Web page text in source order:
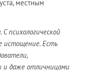
местным
психологической
истощение. Есть
и даже отличницами